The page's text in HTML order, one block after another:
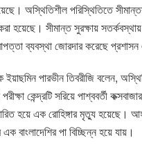
অস্থিতিশীল পরিস্থিতিতে
হয়েছে। সীমান্ত সুরক্ষায় সতর্কবস্থায়
ব্যবস্থা জোরদার করেছে
ইয়াছমিন পারভীন তিবরীজি বলেন,
কেন্দ্রটি সরিয়ে পাশ্ববর্তী
হয়ে এক রোহিঙ্গার মৃত্যু
বাংলাদেশির পা বিচ্ছিন্ন হয়ে যায়।